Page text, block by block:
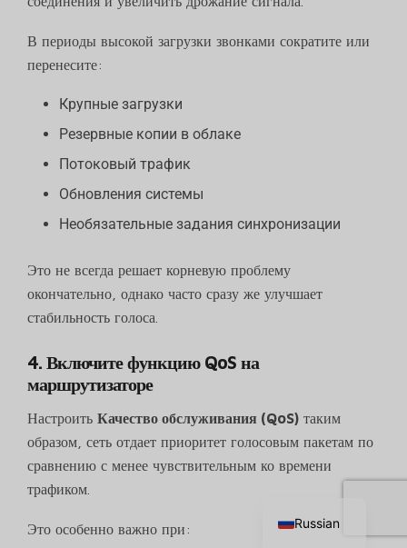
В периоды высокой загрузки звонками сократите или
перенесите:
Крупные загрузки
Резервные копии в облаке
Потоковый трафик
Обновления системы
Необязательные задания синхронизации
Это не всегда решает корневую проблему
окончательно, однако часто сразу же улучшает
стабильность голоса.
4. Включите функцию QoS на
маршрутизаторе
Настроить Качество обслуживания (QoS) таким
образом, сеть отдает приоритет голосовым пакетам по
сравнению с менее чувствительным ко времени
трафиком.
Это особенно важно при: Russian
Chinese